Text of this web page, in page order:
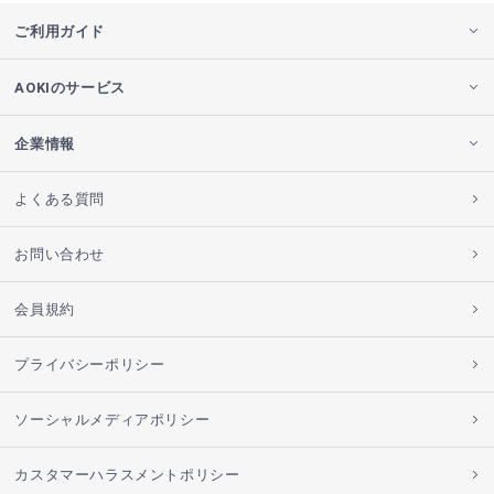
ご利用ガイド
AOKIのサービス
企業情報
よくある質問
お問い合わせ
会員規約
プライバシーポリシー
ソーシャルメディアポリシー
カスタマーハラスメントポリシー